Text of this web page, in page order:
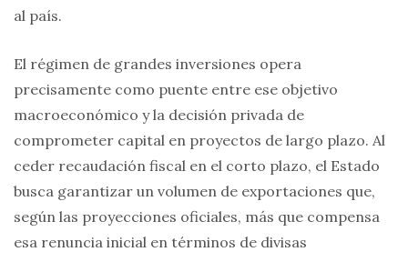
al país.
El régimen de grandes inversiones opera
precisamente como puente entre ese objetivo
macroeconómico y la decisión privada de
comprometer capital en proyectos de largo plazo. Al
ceder recaudación fiscal en el corto plazo, el Estado
busca garantizar un volumen de exportaciones que,
según las proyecciones oficiales, más que compensa
esa renuncia inicial en términos de divisas